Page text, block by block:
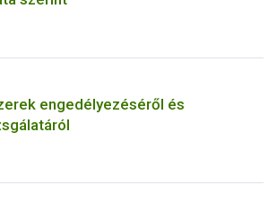
engedélyezéséről és